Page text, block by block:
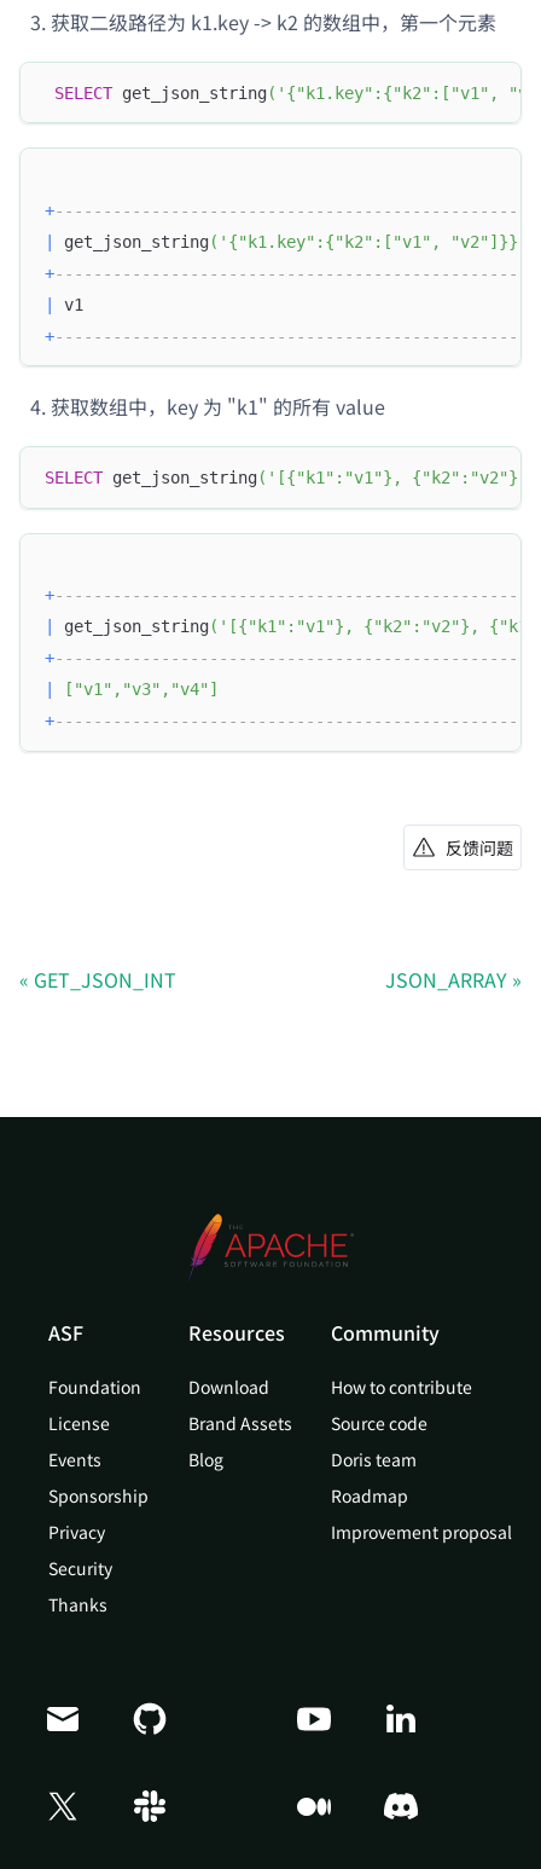
获取二级路径为 k1.key -> k2 的数组中，第一个元素
SELECT get_json_string( '{"k1.key":{"k2":["v1",
+
get_json_string( '{"k1.key":{"k2":["v1", "v2"]}}'
+
+
获取数组中，key 为 "k1" 的所有 value
SELECT get_json_string( '[{"k1":"v1"}, {"k2":"v2"},
+
get_json_string( '[{"k1":"v1"}, {"k2":"v2"},
+
[ "v1" , "v3" , "v4" ]
+
反馈问题
GET_JSON_INT JSON_ARRAY
ASF
Foundation
License
Events
Sponsorship
Privacy
Security
Thanks
Resources
Download
Brand Assets
Blog
Community
How to contribute
Source code
Doris team
Roadmap
Improvement proposal
Doris Summit 26